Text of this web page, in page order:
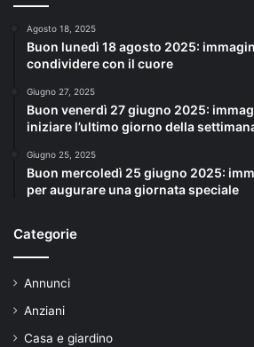
Agosto 18, 2025
Buon lunedì 18 agosto 2025:
condividere con il cuore
Giugno 27, 2025
Buon venerdì 27 giugno 2025:
iniziare l’ultimo giorno della
Giugno 25, 2025
Buon mercoledì 25 giugno 2025:
per augurare una giornata speciale
Categorie
Annunci
Anziani
Casa e giardino